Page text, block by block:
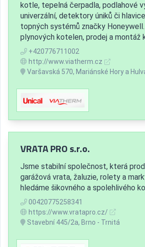
kotle, tepelná čerpadla, podlahové
univerzální, detektory úniků či
topných systémů značky
plynových kotelen, prodej a montáž
+420776711002
http://www.viatherm.cz
Varšavská 570, Mariánské Hory a
VRATA PRO s.r.o.
Jsme stabilní společnost, která
garážová vrata, žaluzie, rolety a
hledáme šikovného a spolehlivého
00420775258341
https://www.vratapro.cz/
Stavební 445/2a, Brno - Trnitá